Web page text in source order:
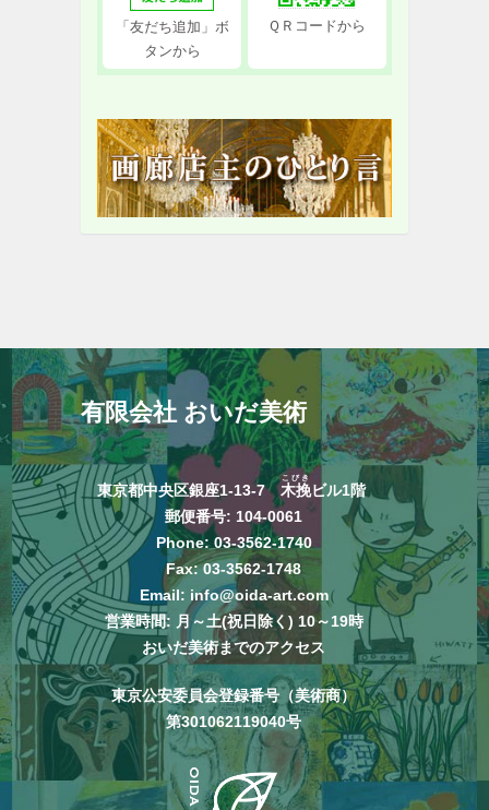
「友だち追加」ボ
タンから
ＱＲコードから
有限会社 おいだ美術
東京都中央区銀座1-13-7木挽
こびき
ビル1階
郵便番号: 104-0061
Phone: 03-3562-1740
Fax: 03-3562-1748
Email: info@oida-art.com
営業時間: 月～土(祝日除く) 10～19時
おいだ美術までのアクセス
東京公安委員会登録番号（美術商）
第301062119040号